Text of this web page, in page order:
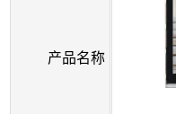
产品名称